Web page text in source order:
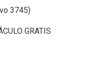
3745)
GRATIS